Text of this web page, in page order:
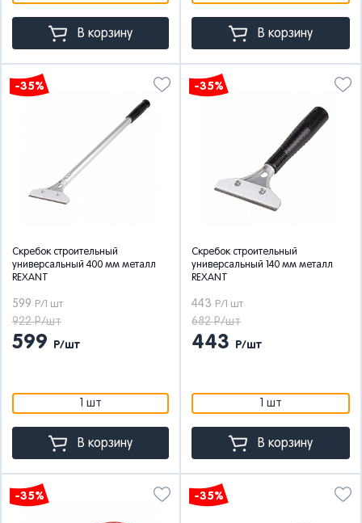
В корзину В корзину
-35%
Скребок строительный
универсальный 400 мм металл
REXANT
599 Р/1 шт
922 Р/шт
599 Р/шт
1 шт
В корзину
-35%
Скребок строительный
универсальный 140 мм металл
REXANT
443 Р/1 шт
682 Р/шт
443 Р/шт
1 шт
В корзину
-35% -35%